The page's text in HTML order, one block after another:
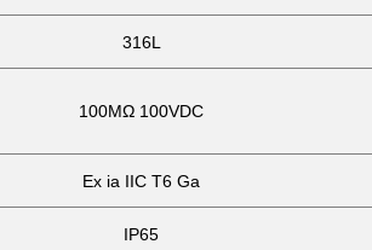
316L
100MΩ 100VDC
Ex ia IIC T6 Ga
IP65